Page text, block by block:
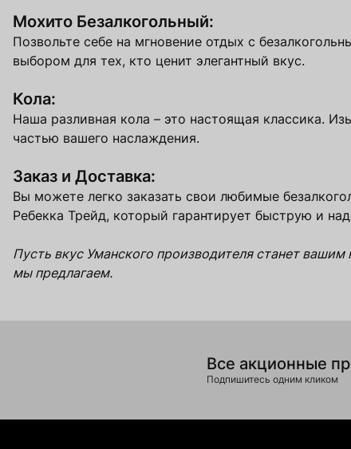
Мохито Безалкогольный:
Позвольте себе на мгновение отдых с
выбором для тех, кто ценит элегантный вкус.
Кола:
Наша разливная кола – это настоящая классика.
частью вашего наслаждения.
Заказ и Доставка:
Вы можете легко заказать свои любимые
Ребекка Трейд, который гарантирует быструю и
Пусть вкус Уманского производителя станет
мы предлагаем.
Все акционные
Подпишитесь одним кликом